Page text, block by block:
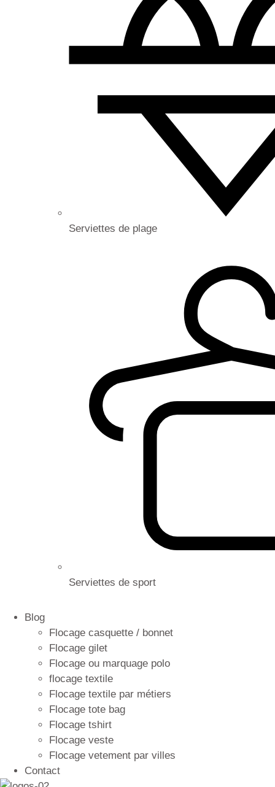
Serviettes de plage
Serviettes de sport
Blog
Flocage casquette / bonnet
Flocage gilet
Flocage ou marquage polo
flocage textile
Flocage textile par métiers
Flocage tote bag
Flocage tshirt
Flocage veste
Flocage vetement par villes
Contact